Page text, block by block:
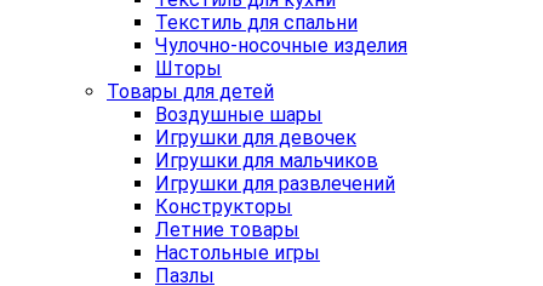
Текстиль для спальни
Чулочно-носочные изделия
Шторы
Товары для детей
Воздушные шары
Игрушки для девочек
Игрушки для мальчиков
Игрушки для развлечений
Конструкторы
Летние товары
Настольные игры
Пазлы